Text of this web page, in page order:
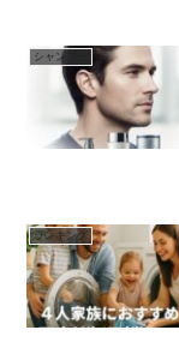
シャンプー
ランキング